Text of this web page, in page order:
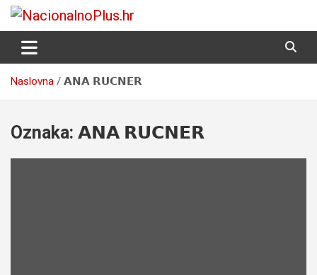
Skip
NacionalnoPlus.hr
Nacija želi znati više
Naslovna 𝗔𝗡𝗔 𝗥𝗨𝗖𝗡𝗘𝗥
Oznaka: 𝗔𝗡𝗔 𝗥𝗨𝗖𝗡𝗘𝗥